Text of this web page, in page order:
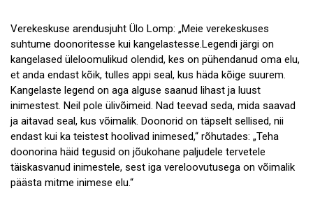
Verekeskuse arendusjuht Ülo Lomp: „Meie verekeskuses
suhtume doonoritesse kui kangelastesse.Legendi järgi on
kangelased üleloomulikud olendid, kes on pühendanud oma elu,
et anda endast kõik, tulles appi seal, kus häda kõige suurem.
Kangelaste legend on aga alguse saanud lihast ja luust
inimestest. Neil pole ülivõimeid. Nad teevad seda, mida saavad
ja aitavad seal, kus võimalik. Doonorid on täpselt sellised, nii
endast kui ka teistest hoolivad inimesed,“ rõhutades: „Teha
doonorina häid tegusid on jõukohane paljudele tervetele
täiskasvanud inimestele, sest iga vereloovutusega on võimalik
päästa mitme inimese elu.“